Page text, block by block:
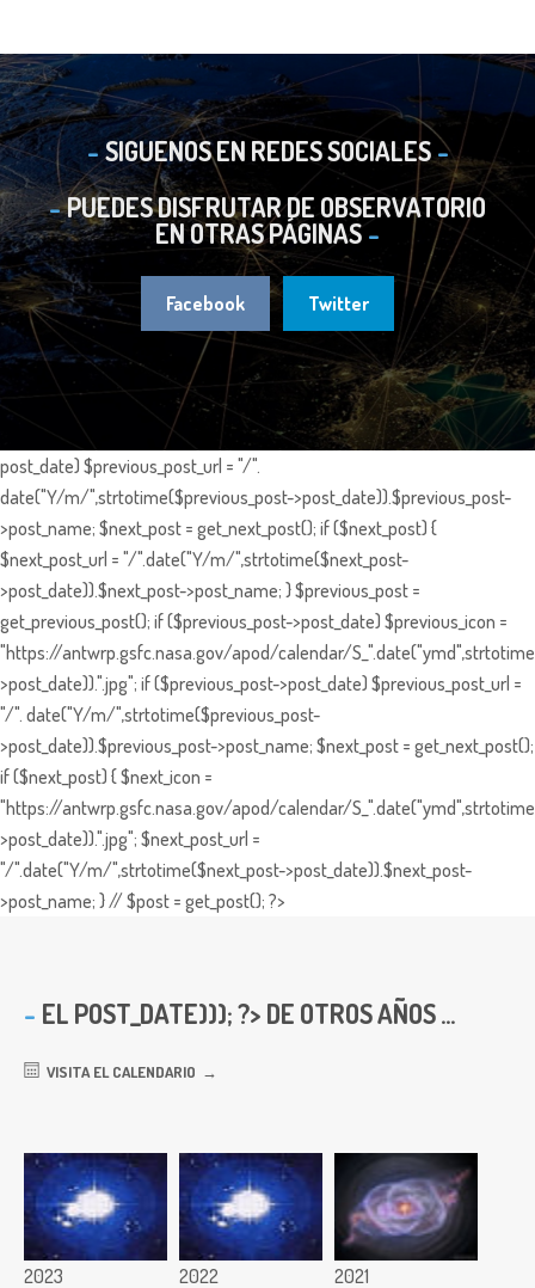
SIGUENOS EN REDES SOCIALES
PUEDES DISFRUTAR DE OBSERVATORIO
EN OTRAS PÁGINAS
Facebook Twitter
post_date) $previous_post_url = "/".
date("Y/m/",strtotime($previous_post->post_date)).$previous_post-
>post_name; $next_post = get_next_post(); if ($next_post) {
$next_post_url = "/".date("Y/m/",strtotime($next_post-
>post_date)).$next_post->post_name; } $previous_post =
get_previous_post(); if ($previous_post->post_date) $previous_icon =
"https://antwrp.gsfc.nasa.gov/apod/calendar/
>post_date)).".jpg"; if ($previous_post->post_date) $previous_post_url =
"/". date("Y/m/",strtotime($previous_post-
>post_date)).$previous_post->post_name; $next_post = get_next_post();
if ($next_post) { $next_icon =
"https://antwrp.gsfc.nasa.gov/apod/calendar/
>post_date)).".jpg"; $next_post_url =
"/".date("Y/m/",strtotime($next_post->post_date)).$next_post-
>post_name; } // $post = get_post(); ?>
EL POST_DATE))); ?> DE OTROS AÑOS ...
VISITA EL CALENDARIO
2023 2022 2021